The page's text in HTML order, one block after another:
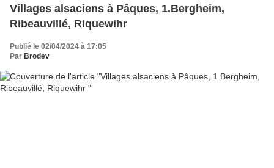
Villages alsaciens à Pâques, 1.Bergheim,
Ribeauvillé, Riquewihr
Publié le 02/04/2024 à 17:05
Par Brodev